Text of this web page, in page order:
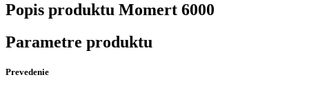
Popis produktu Momert 6000
Parametre produktu
Prevedenie